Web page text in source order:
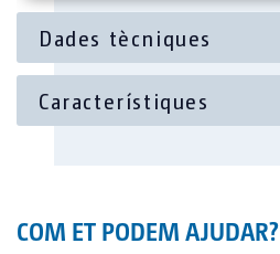
COM ET PODEM AJUDAR?